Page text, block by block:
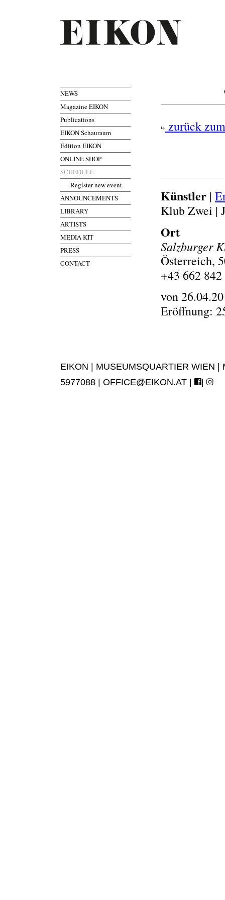
NEWS
Magazine EIKON
Publications
EIKON Schauraum
Edition EIKON
ONLINE SHOP
SCHEDULE
Register new event
ANNOUNCEMENTS
LIBRARY
ARTISTS
MEDIA KIT
PRESS
CONTACT
zurück
Künstler |
Klub Zwei |
Ort
Salzburger
Österreich,
+43 662
von
Eröffnung:
EIKON | MUSEUMSQUARTIER WIEN
5977088 | OFFICE@EIKON.AT | |